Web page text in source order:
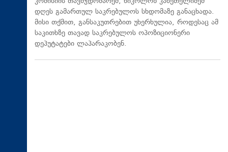
დღეს გამართულ საკრებულოს სხდომაზე განაცხადა.
მისი თქმით, განსაკუთრებით უხერხულია, როდესაც ამ
საკითხზე თავად საკრებულოს ოპოზიციონერი
დეპუტატები ლაპარაკობენ.